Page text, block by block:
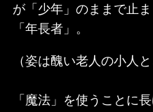
が「少年」のままで止
「年長者」。
（姿は醜い老人の小人
「魔法」を使うことに